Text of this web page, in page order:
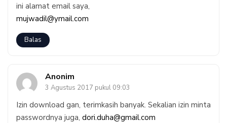
ini alamat email saya,
mujwadil@ymail.com
Balas
Anonim
3 Agustus 2017 pukul 09:03
Izin download gan, terimkasih banyak. Sekalian izin minta
passwordnya juga, dori.duha@gmail.com